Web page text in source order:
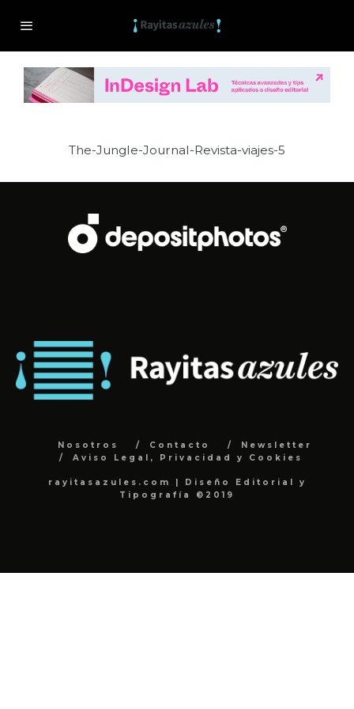
The-Jungle-Journal-Revista-viajes-5
Nosotros Contacto
Newsletter
Aviso Legal, Privacidad y Cookies
rayitasazules.com | Diseño Editorial y
Tipografía ©2019